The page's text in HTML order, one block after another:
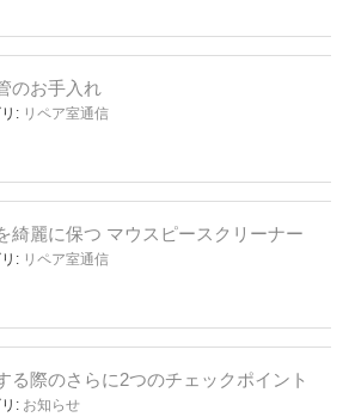
のお手入れ
: リペア室通信
綺麗に保つ マウスピースクリーナー
: リペア室通信
る際のさらに2つのチェックポイント
: お知らせ